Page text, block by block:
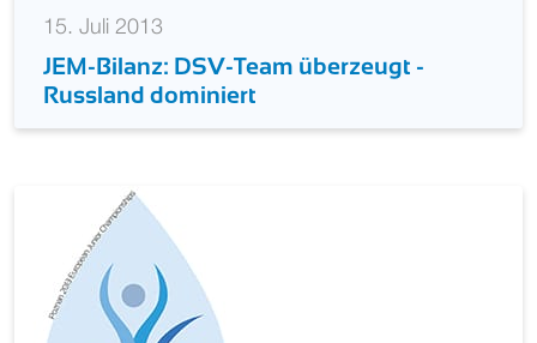
15. Juli 2013
JEM-Bilanz: DSV-Team überzeugt -
Russland dominiert